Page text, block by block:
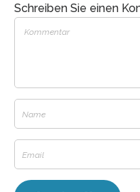
Schreiben Sie einen